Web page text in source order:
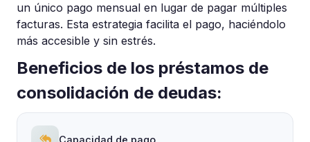
un único pago mensual en lugar de pagar múltiples
facturas. Esta estrategia facilita el pago, haciéndolo
más accesible y sin estrés.
Beneficios de los préstamos de
consolidación de deudas:
Capacidad de pago